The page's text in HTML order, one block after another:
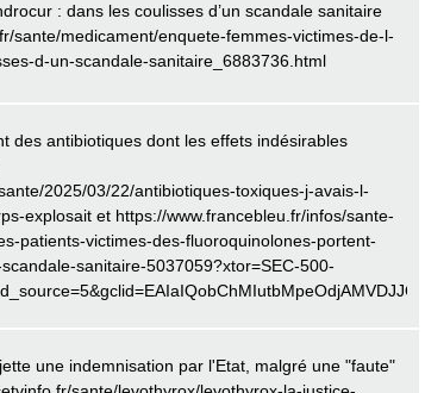
: dans les coulisses d’un scandale sanitaire
sante/medicament/enquete-femmes-victimes-de-l-
d-un-scandale-sanitaire_6883736.html
des antibiotiques dont les effets indésirables
2025/03/22/antibiotiques-toxiques-j-avais-l-
explosait et https://www.francebleu.fr/infos/sante-
patients-victimes-des-fluoroquinolones-portent-
sanitaire-5037059?xtor=SEC-500-
une indemnisation par l'Etat, malgré une "faute"